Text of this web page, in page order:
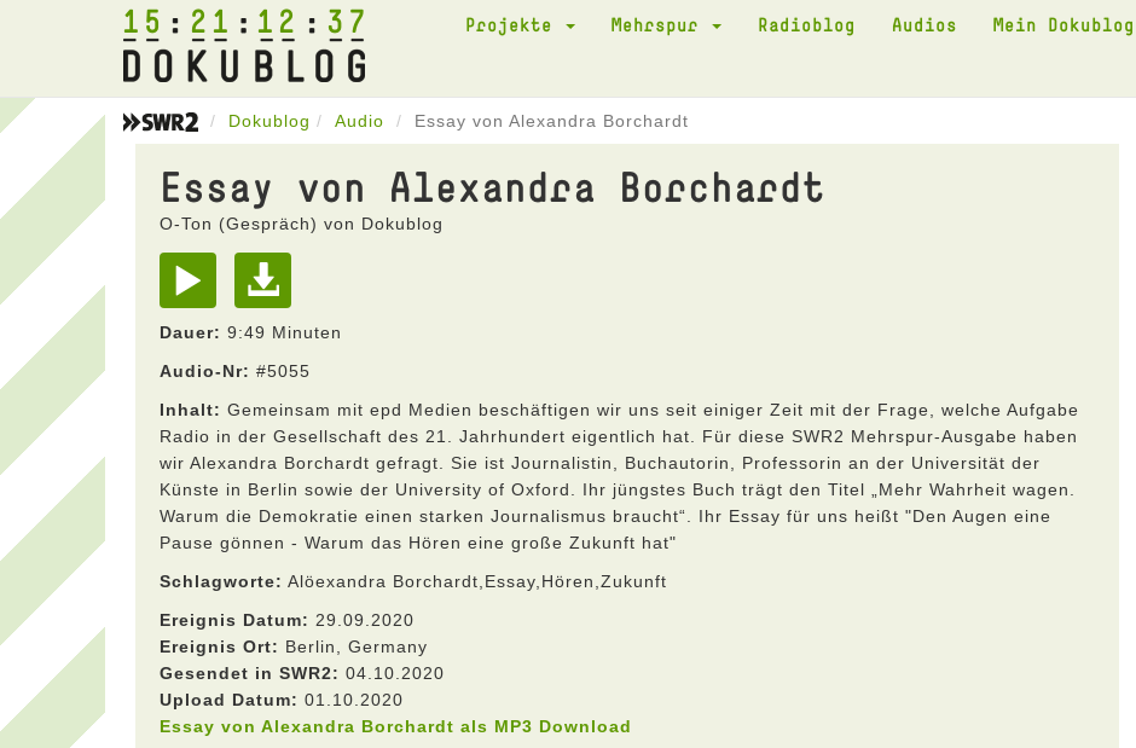
15 21 12 37 Projekte Mehrspur Radioblog Audios Mein Dokublog
Dokublog Audio Essay von Alexandra Borchardt
Essay von Alexandra Borchardt
O-Ton (Gespräch) von Dokublog
Dauer: 9:49 Minuten
Audio-Nr: #5055
Inhalt: Gemeinsam mit epd Medien beschäftigen wir uns seit einiger Zeit mit der Frage, welche Aufgabe
Radio in der Gesellschaft des 21. Jahrhundert eigentlich hat. Für diese SWR2 Mehrspur-Ausgabe haben
wir Alexandra Borchardt gefragt. Sie ist Journalistin, Buchautorin, Professorin an der Universität der
Künste in Berlin sowie der University of Oxford. Ihr jüngstes Buch trägt den Titel „Mehr Wahrheit wagen.
Warum die Demokratie einen starken Journalismus braucht“. Ihr Essay für uns heißt "Den Augen eine
Pause gönnen - Warum das Hören eine große Zukunft hat"
Schlagworte: Alöexandra Borchardt,Essay,Hören,Zukunft
Ereignis Datum: 29.09.2020
Ereignis Ort: Berlin, Germany
Gesendet in SWR2: 04.10.2020
Upload Datum: 01.10.2020
Essay von Alexandra Borchardt als MP3 Download